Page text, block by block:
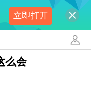
立即打开
么会